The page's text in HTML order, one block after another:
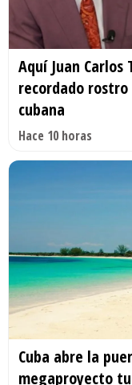
Aquí Juan
recordado
cubana
Hace 10 horas
Cuba abre la
megaproyecto